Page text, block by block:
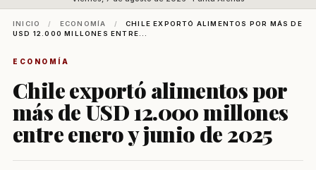
INICIO / ECONOMÍA /
CHILE EXPORTÓ ALIMENTOS POR MÁS DE
USD 12.000 MILLONES ENTRE...
ECONOMÍA
Chile exportó alimentos por
más de USD 12.000 millones
entre enero y junio de 2025